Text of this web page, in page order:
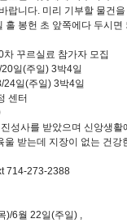
랍니다. 미리 기부할 물건을
봉헌 초 앞쪽에다 두시면
차 꾸르실료 참가자 모집
일(주일) 3박4일
일(주일) 3박4일
센터
성사를 받았으며 신앙생활
받는데 지장이 없는 건강
714-273-2388
)/6월 22일(주일) ,